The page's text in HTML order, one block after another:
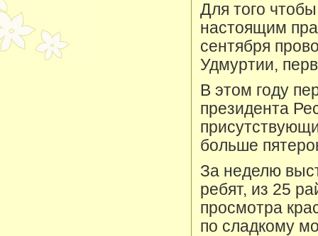
Для того
настоящим
сентября
Удмуртии,
В этом году
президента
больше
За неделю
ребят, из 25
просмотра
по сладкому